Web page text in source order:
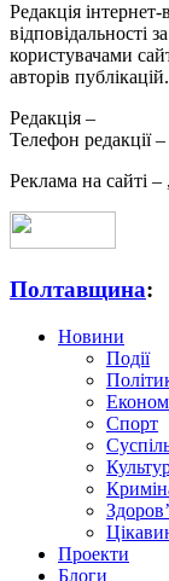
Редакція
відповідальності
користувачами
авторів публікацій.
Редакція –
Телефон редакції –
Реклама на сайті – ,
Полтавщина:
Новини
Події
Спорт
Проекти
Блоги